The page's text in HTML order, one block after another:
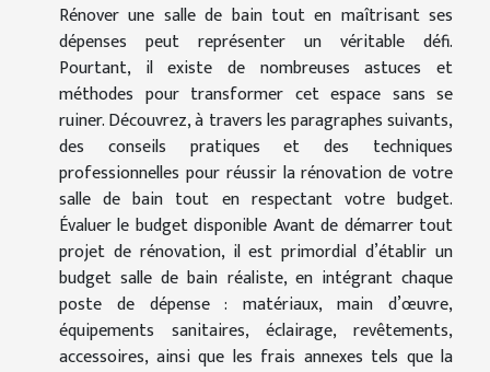
Rénover une salle de bain tout en maîtrisant ses
dépenses peut représenter un véritable défi.
Pourtant, il existe de nombreuses astuces et
méthodes pour transformer cet espace sans se
ruiner. Découvrez, à travers les paragraphes suivants,
des conseils pratiques et des techniques
professionnelles pour réussir la rénovation de votre
salle de bain tout en respectant votre budget.
Évaluer le budget disponible Avant de démarrer tout
projet de rénovation, il est primordial d’établir un
budget salle de bain réaliste, en intégrant chaque
poste de dépense : matériaux, main d’œuvre,
équipements sanitaires, éclairage, revêtements,
accessoires, ainsi que les frais annexes tels que la